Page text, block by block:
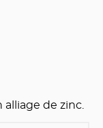
de zinc.